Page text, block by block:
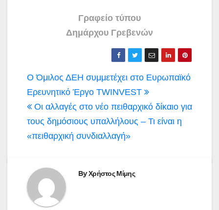
Γραφείο τύπου
Δημάρχου Γρεβενών
Πλοήγηση
άρθρων
Ο Όμιλος ΔΕΗ συμμετέχει στο Ευρωπαϊκό
Ερευνητικό Έργο TWINVEST
Οι αλλαγές στο νέο πειθαρχικό δίκαιο για
τους δημόσιους υπαλλήλους – Τι είναι η
«πειθαρχική συνδιαλλαγή»
ByΧρήστος Μίμης